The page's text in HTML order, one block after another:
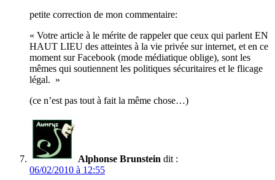
petite correction de mon commentaire:
« Votre article à le mérite de rappeler que ceux qui parlent EN
HAUT LIEU des atteintes à la vie privée sur internet, et en ce
moment sur Facebook (mode médiatique oblige), sont les
mêmes qui soutiennent les politiques sécuritaires et le flicage
légal. »
(ce n’est pas tout à fait la même chose…)
Alphonse Brunstein dit :
06/02/2010 à 12:55